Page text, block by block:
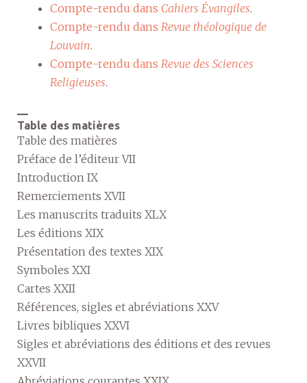
Compte-rendu dans Cahiers Évangiles.
Compte-rendu dans Revue théologique de
Louvain.
Compte-rendu dans Revue des Sciences
Religieuses.
—
Table des matières
Table des matières
Préface de l’éditeur VII
Introduction IX
Remerciements XVII
Les manuscrits traduits XLX
Les éditions XIX
Présentation des textes XIX
Symboles XXI
Cartes XXII
Références, sigles et abréviations XXV
Livres bibliques XXVI
Sigles et abréviations des éditions et des revues
XXVII